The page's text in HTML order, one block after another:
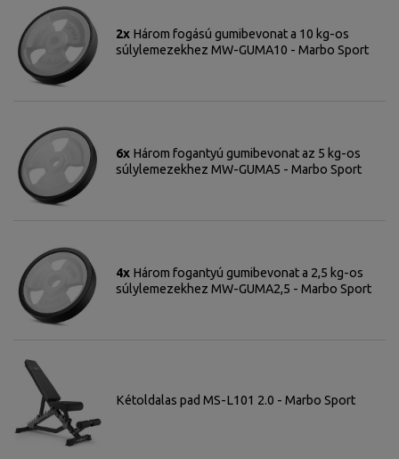
2x Három fogású gumibevonat a 10 kg-os
súlylemezekhez MW-GUMA10 - Marbo Sport
6x Három fogantyú gumibevonat az 5 kg-os
súlylemezekhez MW-GUMA5 - Marbo Sport
4x Három fogantyú gumibevonat a 2,5 kg-os
súlylemezekhez MW-GUMA2,5 - Marbo Sport
Kétoldalas pad MS-L101 2.0 - Marbo Sport